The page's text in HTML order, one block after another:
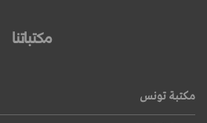
مكتباتنا
مكتبة تونس